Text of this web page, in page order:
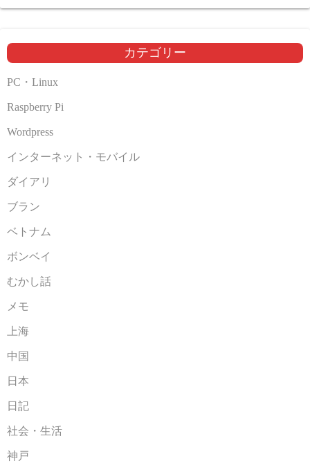
カ
ブ
カテゴリー
PC・Linux
Raspberry Pi
Wordpress
インターネット・モバイル
ダイアリ
ブラン
ベトナム
ボンベイ
むかし話
メモ
上海
中国
日本
日記
社会・生活
神戸